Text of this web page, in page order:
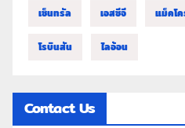
เซ็นทรัล เอสซีจี แม็คโ
โรบินสัน ไลอ้อน
Contact Us